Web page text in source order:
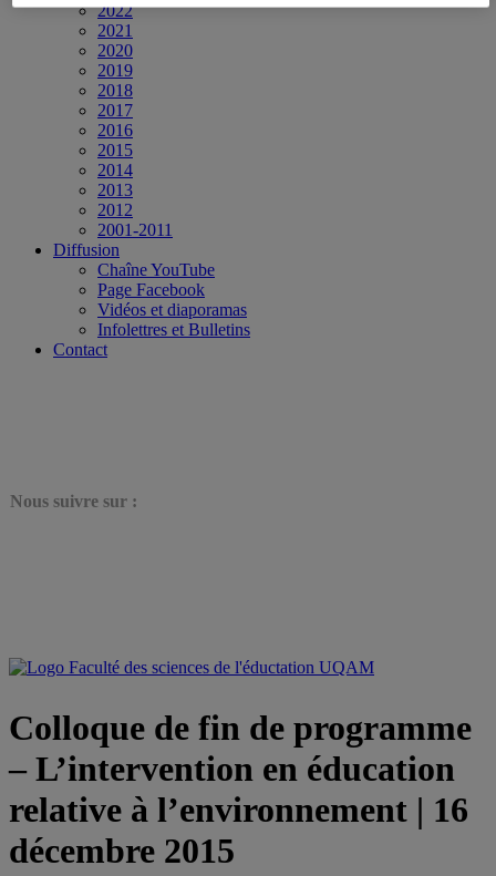
2022
2021
2020
2019
2018
2017
2016
2015
2014
2013
2012
2001-2011
Diffusion
Chaîne YouTube
Page Facebook
Vidéos et diaporamas
Infolettres et Bulletins
Contact
Nous suivre sur :
Colloque de fin de programme
– L’intervention en éducation
relative à l’environnement | 16
décembre 2015